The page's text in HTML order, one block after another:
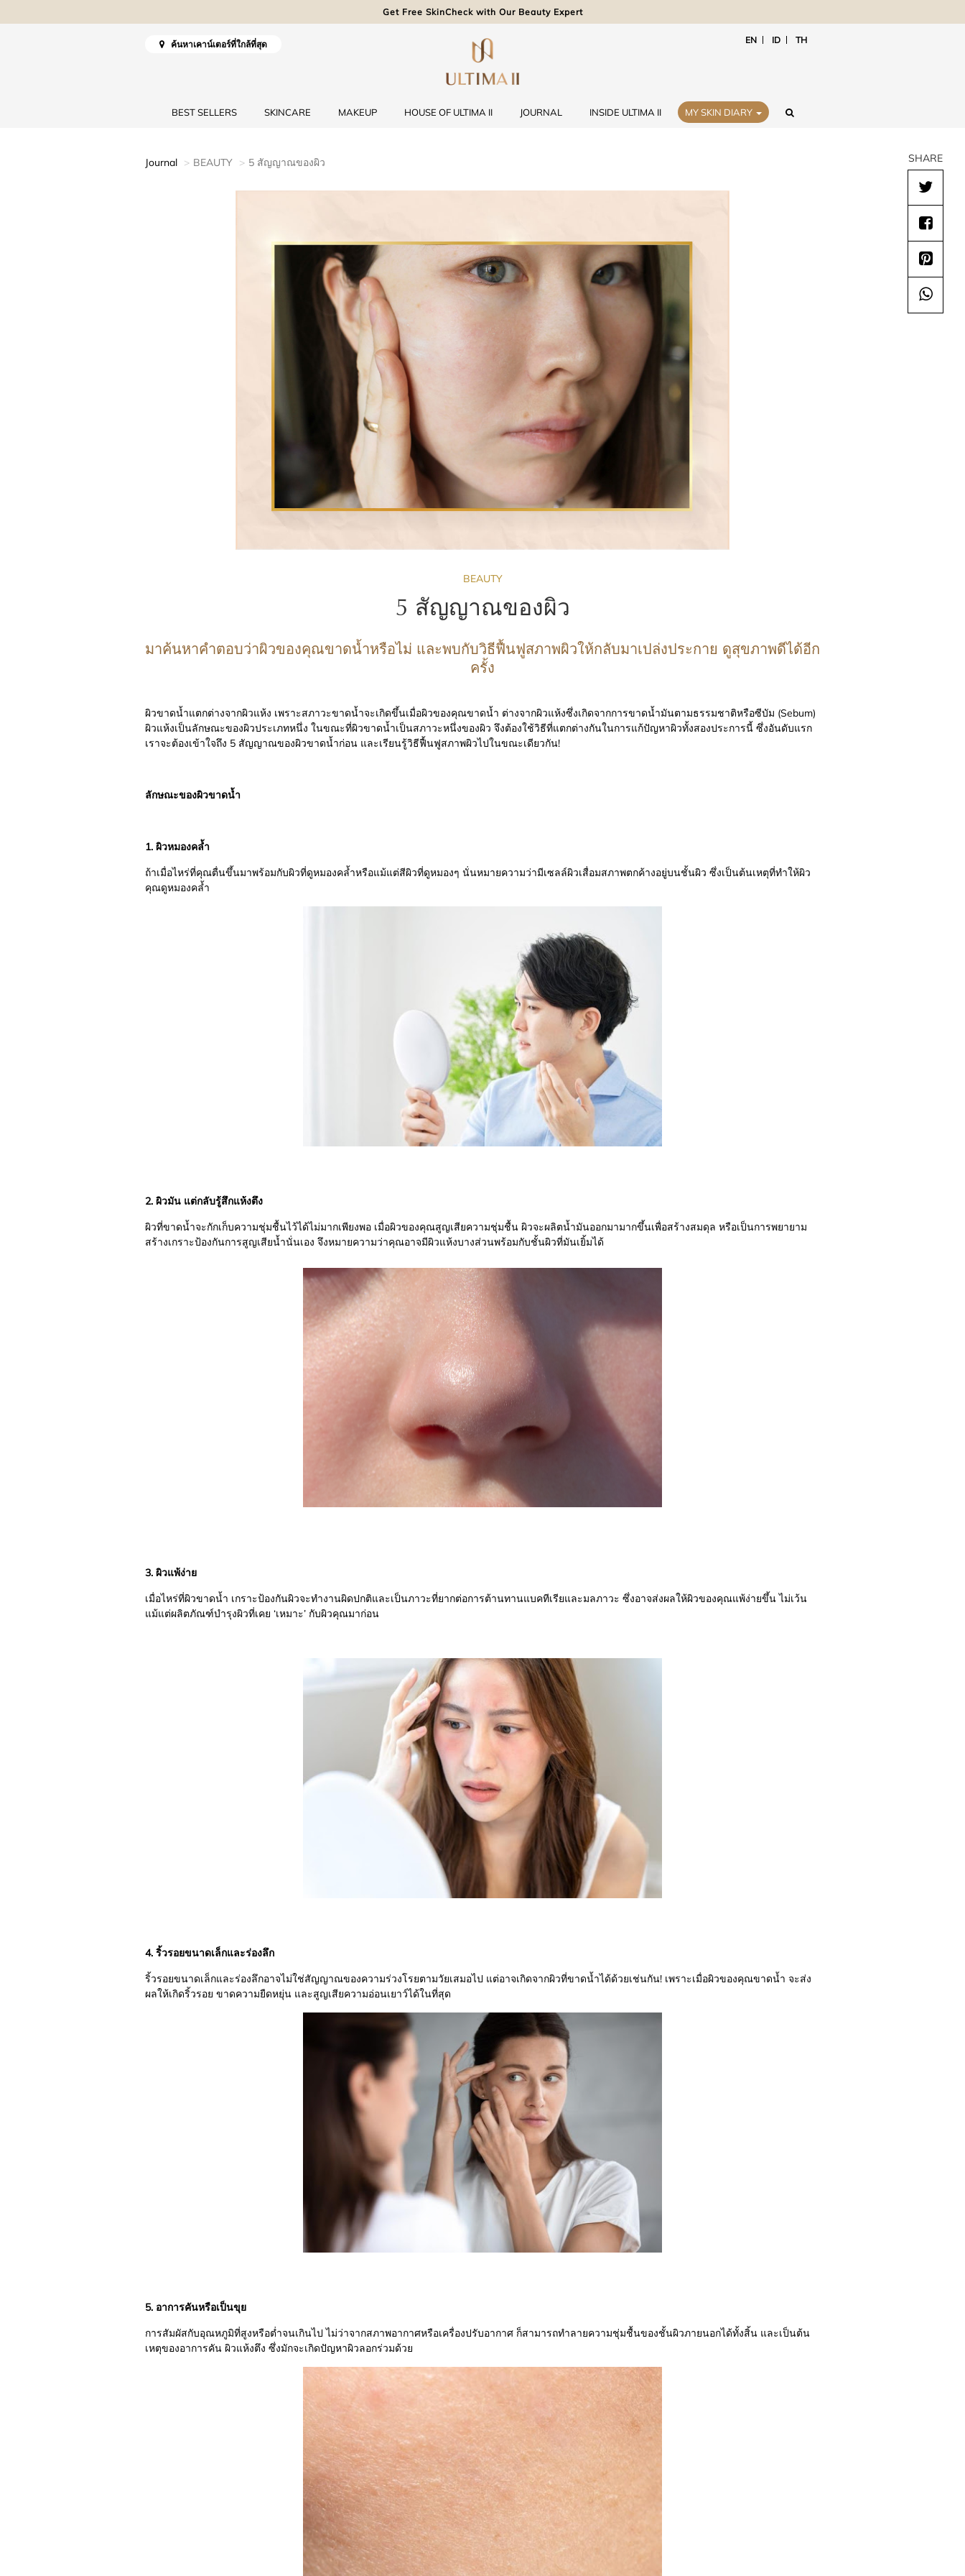
Get Free SkinCheck with Our Beauty Expert
ค้นหาเคาน์เตอร์ที่ใกล้ที่สุด EN ID TH
BEST SELLERS SKINCARE MAKEUP HOUSE OF ULTIMA II JOURNAL INSIDE ULTIMA II MY SKIN DIARY
Journal BEAUTY 5 สัญญาณของผิว
BEAUTY
5 สัญญาณของผิว
มาค้นหาคำตอบว่าผิวของคุณขาดน้ำหรือไม่ และพบกับวิธีฟื้นฟูสภาพผิวให้กลับมาเปล่งประกาย ดูสุขภาพดีได้อีก
ครั้ง
ผิวขาดน้ำแตกต่างจากผิวแห้ง เพราะสภาวะขาดน้ำจะเกิดขึ้นเมื่อผิวของคุณขาดน้ำ ต่างจากผิวแห้งซึ่งเกิดจากการขาดน้ำมันตามธรรมชาติหรือซีบัม (Sebum)
ผิวแห้งเป็นลักษณะของผิวประเภทหนึ่ง ในขณะที่ผิวขาดน้ำเป็นสภาวะหนึ่งของผิว จึงต้องใช้วิธีที่แตกต่างกันในการแก้ปัญหาผิวทั้งสองประการนี้ ซึ่งอันดับแรก
เราจะต้องเข้าใจถึง 5 สัญญาณของผิวขาดน้ำก่อน และเรียนรู้วิธีฟื้นฟูสภาพผิวไปในขณะเดียวกัน!
ลักษณะของผิวขาดน้ำ
1. ผิวหมองคล้ำ
ถ้าเมื่อไหร่ที่คุณตื่นขึ้นมาพร้อมกับผิวที่ดูหมองคล้ำหรือแม้แต่สีผิวที่ดูหมองๆ นั่นหมายความว่ามีเซลล์ผิวเสื่อมสภาพตกค้างอยู่บนชั้นผิว ซึ่งเป็นต้นเหตุที่ทำให้ผิว
คุณดูหมองคล้ำ
2. ผิวมัน แต่กลับรู้สึกแห้งตึง
ผิวที่ขาดน้ำจะกักเก็บความชุ่มชื้นไว้ได้ไม่มากเพียงพอ เมื่อผิวของคุณสูญเสียความชุ่มชื้น ผิวจะผลิตน้ำมันออกมามากขึ้นเพื่อสร้างสมดุล หรือเป็นการพยายาม
สร้างเกราะป้องกันการสูญเสียน้ำนั่นเอง จึงหมายความว่าคุณอาจมีผิวแห้งบางส่วนพร้อมกับชั้นผิวที่มันเยิ้มได้
3. ผิวแพ้ง่าย
เมื่อไหร่ที่ผิวขาดน้ำ เกราะป้องกันผิวจะทำงานผิดปกติและเป็นภาวะที่ยากต่อการต้านทานแบคทีเรียและมลภาวะ ซึ่งอาจส่งผลให้ผิวของคุณแพ้ง่ายขึ้น ไม่เว้น
แม้แต่ผลิตภัณฑ์บำรุงผิวที่เคย ‘เหมาะ’ กับผิวคุณมาก่อน
4. ริ้วรอยขนาดเล็กและร่องลึก
ริ้วรอยขนาดเล็กและร่องลึกอาจไม่ใช่สัญญาณของความร่วงโรยตามวัยเสมอไป แต่อาจเกิดจากผิวที่ขาดน้ำได้ด้วยเช่นกัน! เพราะเมื่อผิวของคุณขาดน้ำ จะส่ง
ผลให้เกิดริ้วรอย ขาดความยืดหยุ่น และสูญเสียความอ่อนเยาว์ได้ในที่สุด
5. อาการคันหรือเป็นขุย
การสัมผัสกับอุณหภูมิที่สูงหรือต่ำจนเกินไป ไม่ว่าจากสภาพอากาศหรือเครื่องปรับอากาศ ก็สามารถทำลายความชุ่มชื้นของชั้นผิวภายนอกได้ทั้งสิ้น และเป็นต้น
เหตุของอาการคัน ผิวแห้งตึง ซึ่งมักจะเกิดปัญหาผิวลอกร่วมด้วย
SHARE